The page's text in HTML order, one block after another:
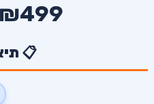
₪499
📋